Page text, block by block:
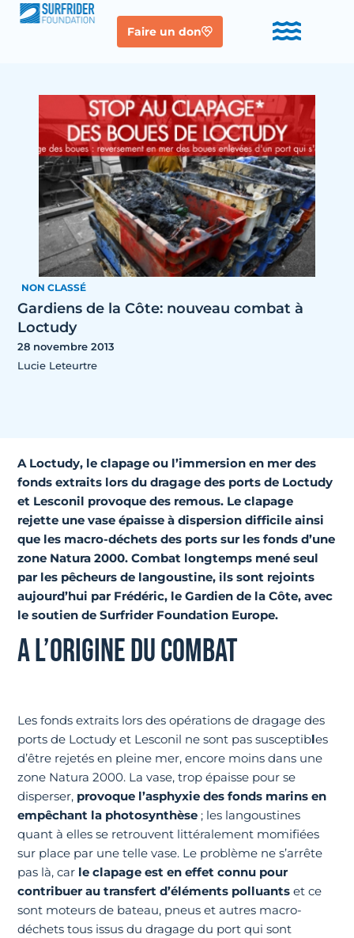
Faire un don
NON CLASSÉ
Gardiens de la Côte: nouveau combat à
Loctudy
28 novembre 2013
Lucie Leteurtre
A Loctudy, le clapage ou l’immersion en mer des
fonds extraits lors du dragage des ports de Loctudy
et Lesconil provoque des remous. Le clapage
rejette une vase épaisse à dispersion difficile ainsi
que les macro-déchetsdes ports sur les fonds d’une
zone Natura 2000. Combat longtemps mené seul
par les pêcheurs de langoustine, ils sont rejoints
aujourd’hui par Frédéric, leGardien de la Côte, avec
le soutien deSurfrider Foundation Europe.
A L’ORIGINE DU COMBAT
Les fonds extraits lors des opérations de dragage des
ports de Loctudy et Lesconil ne sont pas susceptibles
d’être rejetés en pleine mer, encore moins dans une
zone Natura 2000. La vase, trop épaisse pour se
disperser, provoque l’asphyxie des fonds marins en
empêchant la photosynthèse ; les langoustines
quant à elles se retrouvent littéralement momifiées
sur place par une telle vase. Le problème ne s’arrête
pas là, car le clapage est en effet connu pour
contribuer au transfert d’éléments polluants et ce
sont moteurs de bateau, pneus et autres macro-
déchets tous issus du dragage du port qui sont